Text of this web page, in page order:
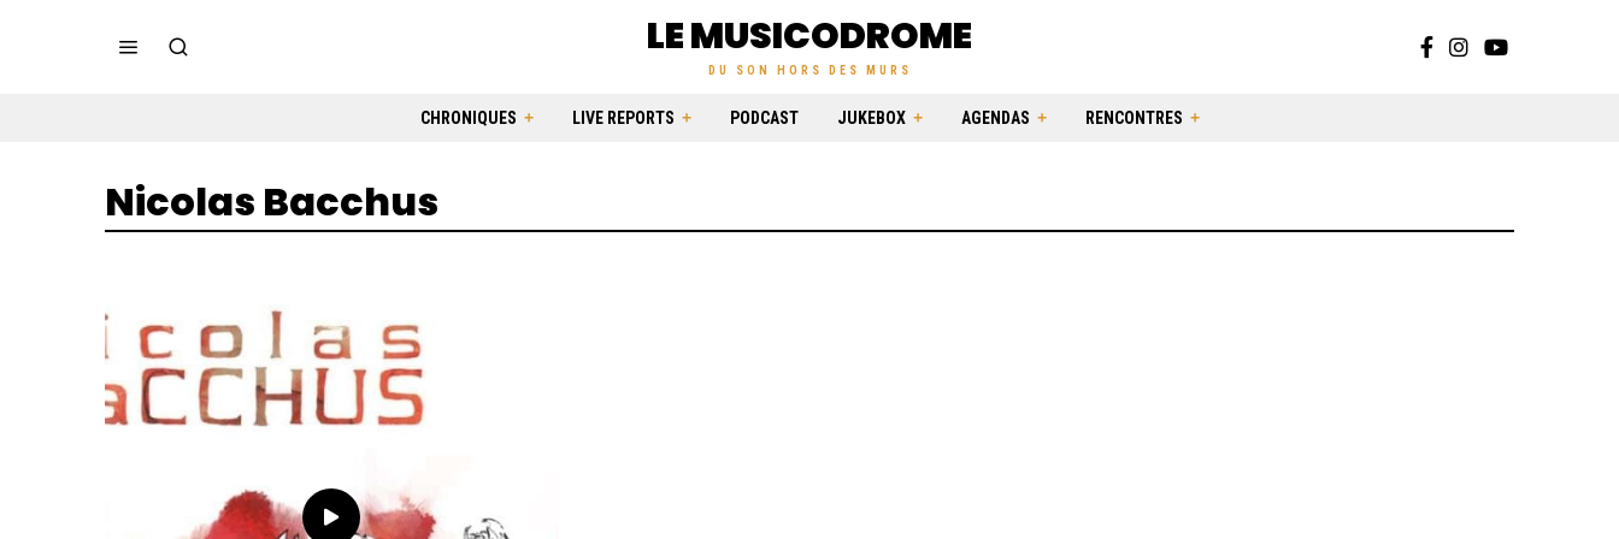
LE MUSICODROME
DU SON HORS DES MURS
CHRONIQUES LIVE REPORTS PODCAST JUKEBOX AGENDAS RENCONTRES
Nicolas Bacchus